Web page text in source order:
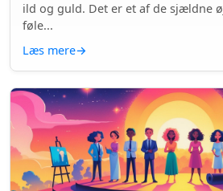
ild og guld. Det er et af de sjældne
føle...
Læs mere→